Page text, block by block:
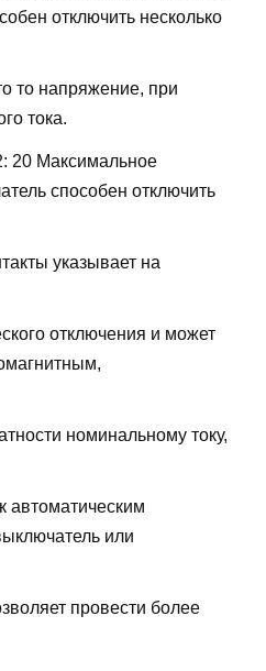
отключить несколько
то напряжение, при
тока.
20 Максимальное
способен отключить
указывает на
отключения и может
номинальному току,
автоматическим
или
провести более